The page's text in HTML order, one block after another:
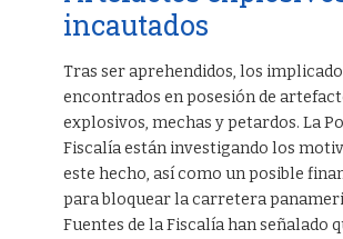
incautados
Tras ser aprehendidos, los
encontrados en posesión de
explosivos, mechas y petardos. La
Fiscalía están investigando los
este hecho, así como un posible
para bloquear la carretera
Fuentes de la Fiscalía han señalado